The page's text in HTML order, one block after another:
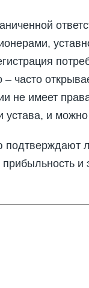
– часто
не имеет
и
прибыльность